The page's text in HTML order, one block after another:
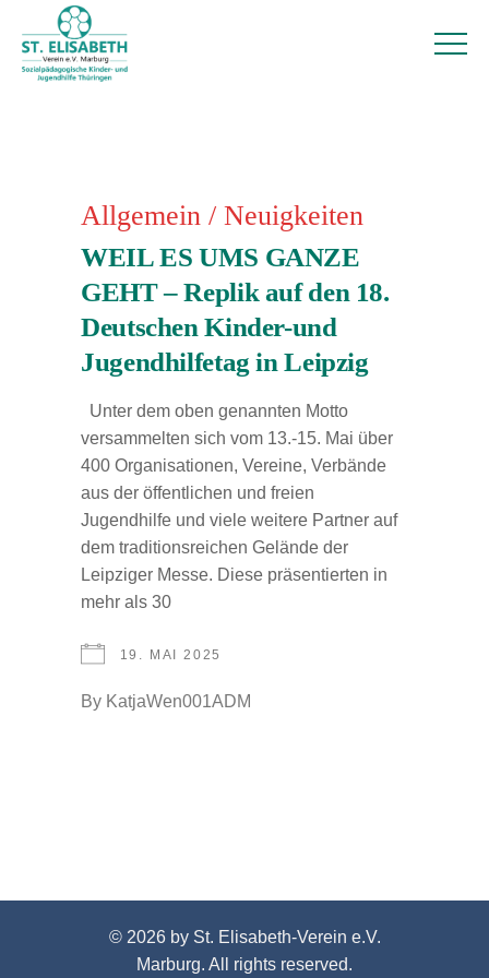
Allgemein / Neuigkeiten
WEIL ES UMS GANZE
GEHT – Replik auf den 18.
Deutschen Kinder-und
Jugendhilfetag in Leipzig
Unter dem oben genannten Motto
versammelten sich vom 13.-15. Mai über
400 Organisationen, Vereine, Verbände
aus der öffentlichen und freien
Jugendhilfe und viele weitere Partner auf
dem traditionsreichen Gelände der
Leipziger Messe. Diese präsentierten in
mehr als 30
19. MAI 2025
By KatjaWen001ADM
© 2026 by St. Elisabeth-Verein e.V.
Marburg. All rights reserved.